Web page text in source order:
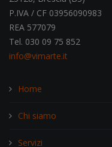
P.IVA / CF 03956090983
REA 577079
Tel. 030 09 75 852
info@vimarte.it
Home
Chi siamo
Servizi